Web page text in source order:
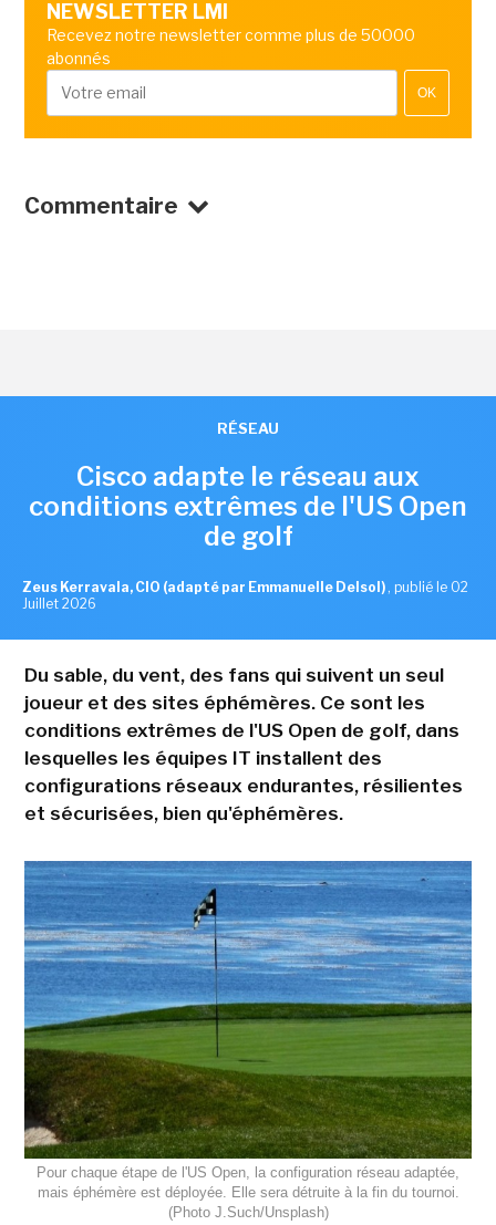
NEWSLETTER LMI
Recevez notre newsletter comme plus de 50000
abonnés
OK
Commentaire
RÉSEAU
Cisco adapte le réseau aux
conditions extrêmes de l'US Open
de golf
Zeus Kerravala, CIO (adapté par Emmanuelle Delsol) , publié le 02
Juillet 2026
Du sable, du vent, des fans qui suivent un seul
joueur et des sites éphémères. Ce sont les
conditions extrêmes de l'US Open de golf, dans
lesquelles les équipes IT installent des
configurations réseaux endurantes, résilientes
et sécurisées, bien qu'éphémères.
Pour chaque étape de l'US Open, la configuration réseau adaptée,
mais éphémère est déployée. Elle sera détruite à la fin du tournoi.
(Photo J.Such/Unsplash)